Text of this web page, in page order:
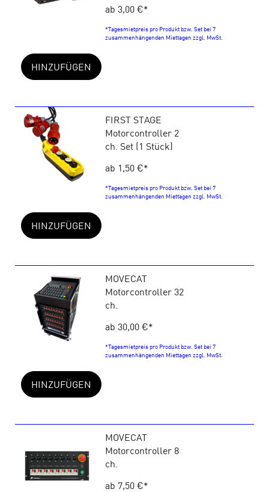
ab 3,00 €*
*Tagesmietpreis pro Produkt bzw. Set bei 7
zusammenhängenden Miettagen zzgl. MwSt.
HINZUFÜGEN
FIRST STAGE
Motorcontroller 2
ch. Set (1 Stück)
ab 1,50 €*
*Tagesmietpreis pro Produkt bzw. Set bei 7
zusammenhängenden Miettagen zzgl. MwSt.
HINZUFÜGEN
MOVECAT
Motorcontroller 32
ch.
ab 30,00 €*
*Tagesmietpreis pro Produkt bzw. Set bei 7
zusammenhängenden Miettagen zzgl. MwSt.
HINZUFÜGEN
MOVECAT
Motorcontroller 8
ch.
ab 7,50 €*